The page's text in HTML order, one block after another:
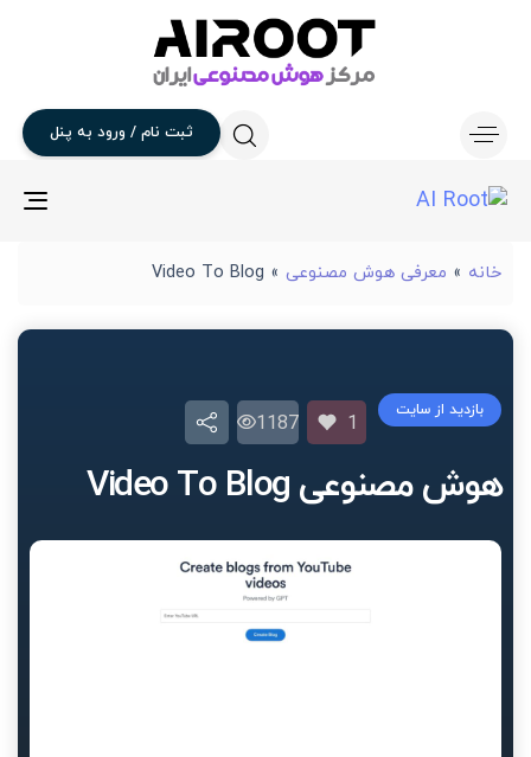
ثبت نام / ورود به پنل
خانه » معرفی هوش مصنوعی »
Video To Blog
هوش مصنوعی Video To Blog
بازدید از سایت
1
1187